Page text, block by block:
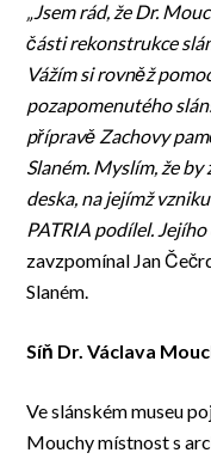
„Jsem rád, že Dr.
části rekonstrukce
Vážím si rovněž
pozapomenutého
přípravě Zachovy
Slaném. Myslím, že
deska, na jejímž
PATRIA podílel.
zavzpomínal Jan
Slaném.
Síň Dr. Václava
Ve slánském museu
Mouchy místnost s